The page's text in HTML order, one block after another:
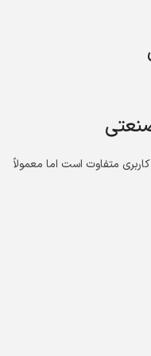
متفاوت است اما معمولاً